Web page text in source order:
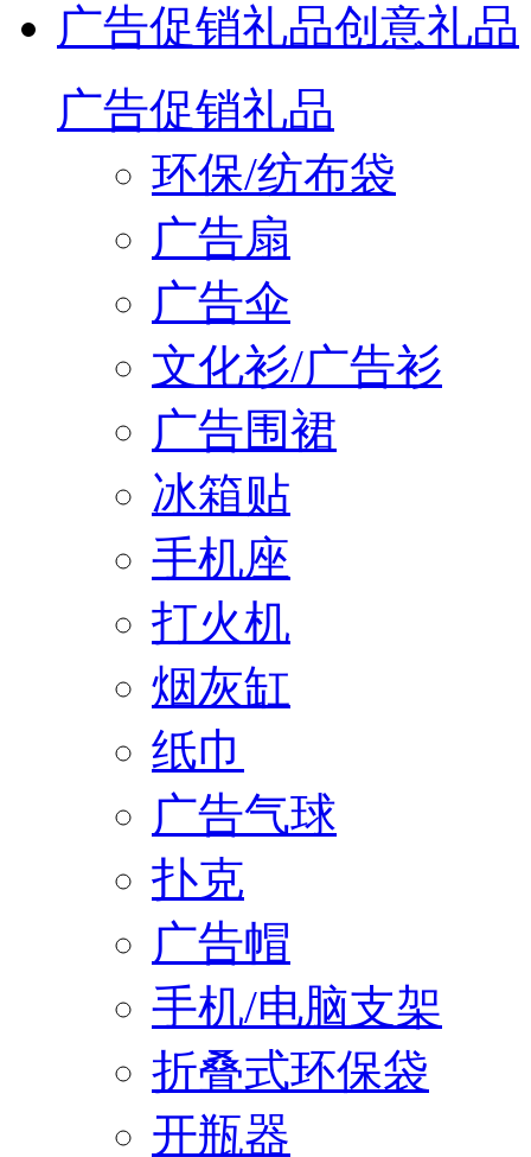
广告促销礼品创意礼品
广告促销礼品
环保/纺布袋
广告扇
广告伞
文化衫/广告衫
广告围裙
冰箱贴
手机座
打火机
烟灰缸
纸巾
广告气球
扑克
广告帽
手机/电脑支架
折叠式环保袋
开瓶器